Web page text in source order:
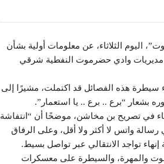
الثلاثاء، عن معلومات أولية بشأن
في مديريات وادي حضرموت النفطية شرقي
هذه الفصائل قد اكتملت، مشيرًا إلى
بشعار “برع .. برع .. يا استعمار”.
في تصريح بن مخاشن، موضحًا أن “انتفاشة
رسالة واتس لا أكثر ولا أقل، وعلى الرفاق
تواجد الانتقالي عبر تواصل بسيط.
والمهرة، والسيطرة على معسكرات